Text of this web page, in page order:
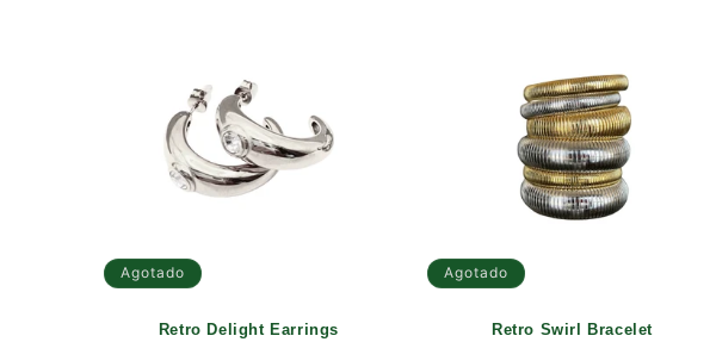
Agotado
Retro Delight Earrings
Agotado
Retro Swirl Bracelet